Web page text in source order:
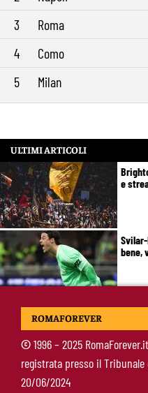
3
Roma
4
Como
5
Milan
ULTIMI ARTICOLI
e
bene,
ROMAFOREVER
©1996 – 2025
registrata presso il
20/06/2024